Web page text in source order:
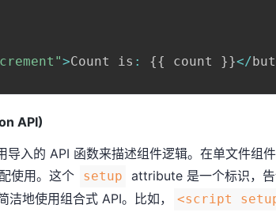
>Count is : {{ count }}</
API)
导入的 API 函数来描述组件逻辑。在单文件组
使用。这个 setup
attribute 是一个标识，
地使用组合式 API。比如，
<script